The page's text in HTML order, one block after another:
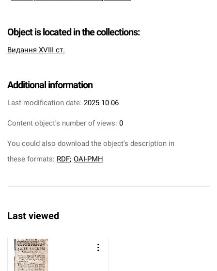
Object is located in the collections:
Видання XVIII ст.
Additional information
Last modification date: 2025-10-06
Content object's number of views: 0
You could also download the object's description in
these formats: RDF; OAI-PMH
Last viewed